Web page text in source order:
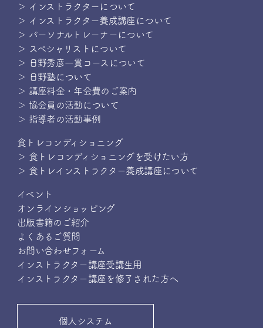
＞ インストラクターについて
＞ インストラクター養成講座について
＞ パーソナルトレーナーについて
＞ スペシャリストについて
＞ 日野秀彦一貫コースについて
＞ 日野塾について
＞ 講座料金・年会費のご案内
＞ 協会員の活動について
＞ 指導者の活動事例
食トレコンディショニング
＞ 食トレコンディショニングを受けたい方
＞ 食トレインストラクター養成講座について
イベント
オンラインショッピング
出版書籍のご紹介
よくあるご質問
お問い合わせフォーム
インストラクター講座受講生用
インストラクター講座を修了された方へ
個人システム